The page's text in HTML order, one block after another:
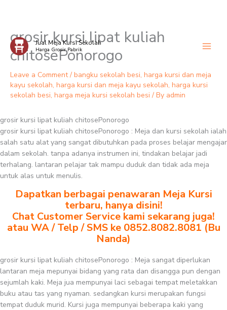
Skip
content
Jual Meja Kursi Sekolah
Harga Grosir Pabrik
grosir kursi lipat kuliah
chitosePonorogo
Leave a Comment / bangku sekolah besi, harga kursi dan meja
kayu sekolah, harga kursi dan meja kayu sekolah, harga kursi
sekolah besi, harga meja kursi sekolah besi / By admin
grosir kursi lipat kuliah chitosePonorogo
grosir kursi lipat kuliah chitosePonorogo : Meja dan kursi sekolah ialah
salah satu alat yang sangat dibutuhkan pada proses belajar mengajar
dalam sekolah. tanpa adanya instrumen ini, tindakan belajar jadi
terhalang. lantaran pelajar tak mampu duduk dan tidak ada meja
untuk alas untuk menulis.
Dapatkan berbagai penawaran Meja Kursi
terbaru, hanya disini!
Chat Customer Service kami sekarang juga!
atau WA / Telp / SMS ke 0852.8082.8081 (Bu
Nanda)
grosir kursi lipat kuliah chitosePonorogo : Meja sangat diperlukan
lantaran meja mepunyai bidang yang rata dan disangga pun dengan
sejumlah kaki. Meja jua mempunyai laci sebagai tempat meletakkan
buku atau tas yang nyaman. sedangkan kursi merupakan fungsi
tempat duduk murid. Kursi juga mempunyai beberapa kaki yang